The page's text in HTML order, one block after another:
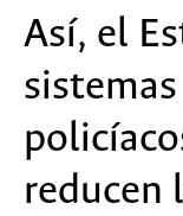
Así, el
reducen